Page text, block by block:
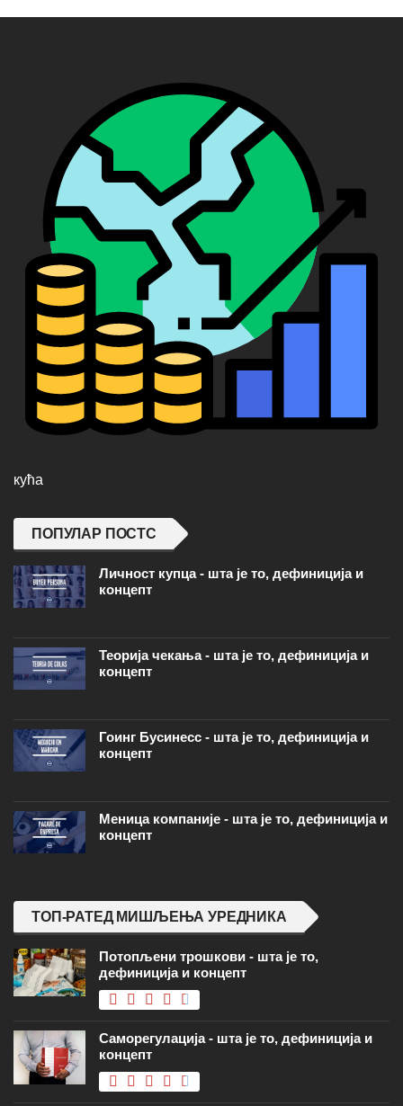
кућа
ПОПУЛАР ПОСТС
Личност купца - шта је то, дефиниција и
концепт
Теорија чекања - шта је то, дефиниција и
концепт
Гоинг Бусинесс - шта је то, дефиниција и
концепт
Меница компаније - шта је то, дефиниција и
концепт
ТОП-РАТЕД МИШЉЕЊА УРЕДНИКА
Потопљени трошкови - шта је то,
дефиниција и концепт
Саморегулација - шта је то, дефиниција и
концепт